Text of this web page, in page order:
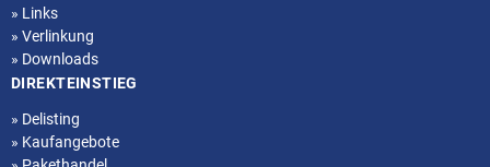
» Links
» Verlinkung
» Downloads
DIREKTEINSTIEG
» Delisting
» Kaufangebote